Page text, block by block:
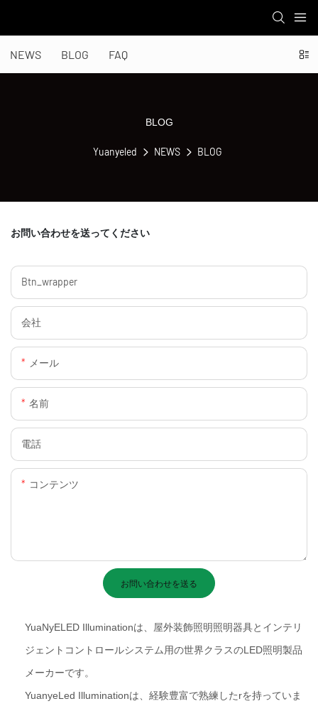
NEWS BLOG FAQ
BLOG
Yuanyeled NEWS BLOG
お問い合わせを送ってください
Btn_wrapper
会社
メール
名前
電話
コンテンツ
お問い合わせを送る
YuaNyELED Illuminationは、屋外装飾照明照明器具とインテリ
ジェントコントロールシステム用の世界クラスのLED照明製品
メーカーです。
YuanyeLed Illuminationは、経験豊富で熟練したrを持っていま